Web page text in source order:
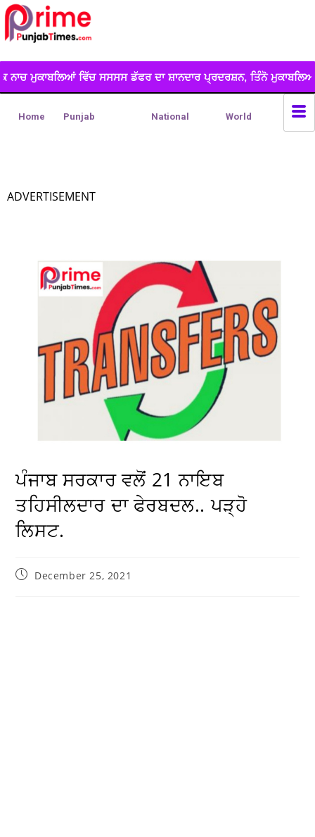
ਡੱਫਰ ਦਾ ਸ਼ਾਨਦਾਰ ਪ੍ਰਦਰਸ਼ਨ, ਤਿੰਨੋ ਮੁਕਾਬਲਿਆਂ ... *ਲੁੱਟ ਖੋਹ
Home Punjab National World
ADVERTISEMENT
ਪੰਜਾਬ ਸਰਕਾਰ ਵਲੋਂ 21 ਨਾਇਬ
ਤਹਿਸੀਲਦਾਰ ਦਾ ਫੇਰਬਦਲ.. ਪੜ੍ਹੋ
ਲਿਸਟ.
December 25, 2021